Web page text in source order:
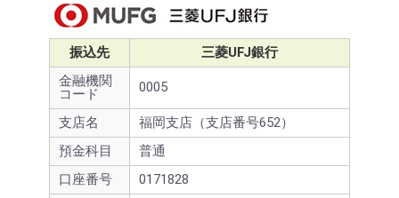
振込先
三菱UFJ銀行
金融機関
コード
0005
支店名
福岡支店（支店番号652）
預金科目
普通
口座番号
0171828